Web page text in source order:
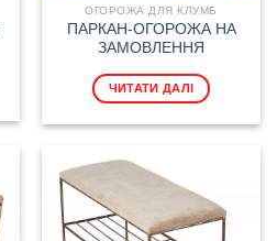
ОГОРОЖА ДЛЯ КЛУМБ
ПАРКАН-ОГОРОЖА НА
ЗАМОВЛЕННЯ
ЧИТАТИ ДАЛІ